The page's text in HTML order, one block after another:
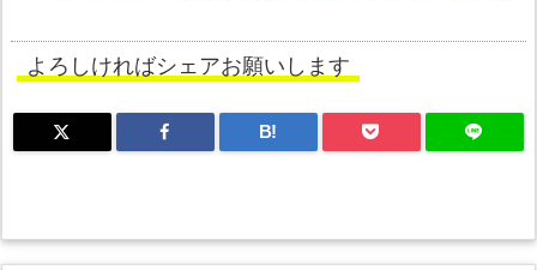
よろしければシェアお願いします
B!